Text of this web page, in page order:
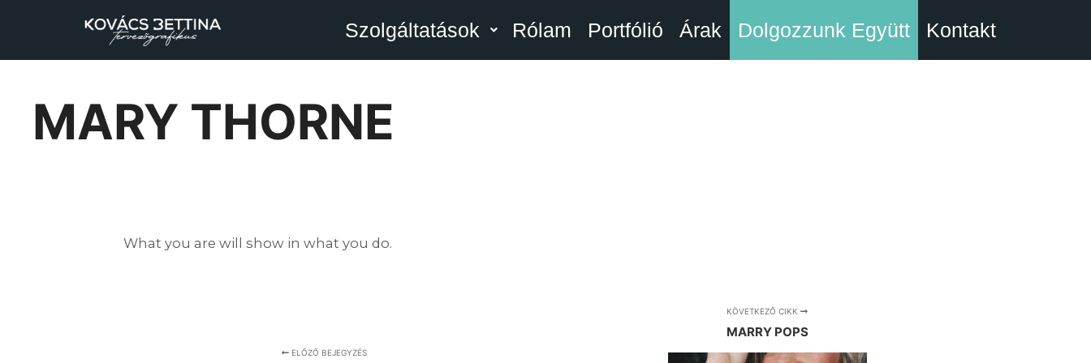
Szolgáltatások Rólam Portfólió Árak Dolgozzunk Együtt Kontakt
MARY THORNE
What you are will show in what you do.
ELŐZŐ BEJEGYZÉS
KÖVETKEZŐ CIKK
MARRY POPS